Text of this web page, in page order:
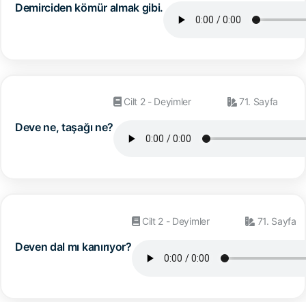
Demirciden kömür almak gibi.
Deve ne, taşağı ne?
Cilt 2 - Deyimler 71. Sayfa
Deven dal mı kanırıyor?
Cilt 2 - Deyimler 71. Sayfa